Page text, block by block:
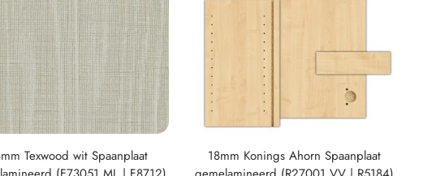
Texwood wit Spaanplaat
18mm Konings Ahorn Spaanplaat